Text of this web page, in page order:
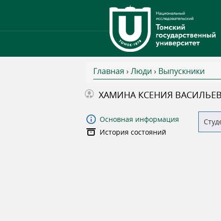
В
ы
з
Главная › Люди › Выпускники
ХАМИНА КСЕНИЯ
Основная информация
История состояний